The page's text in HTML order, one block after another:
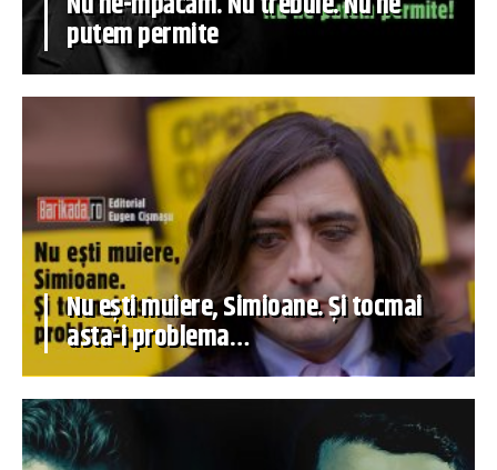
putem permite
Nu ești muiere, Simioane. Și tocmai
asta-i problema…